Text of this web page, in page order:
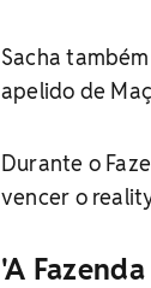
Sacha também
apelido de
Durante o
vencer o
'A